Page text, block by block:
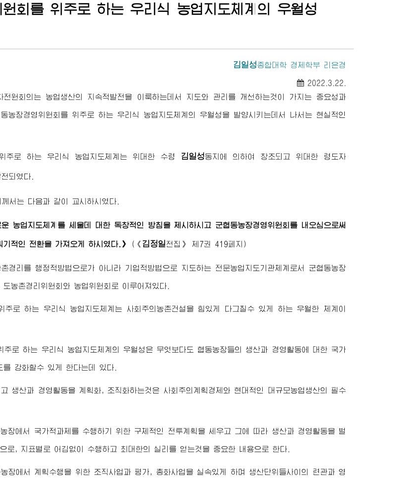
원회를 위주로 하는 우리식 농업지도체계의 우월성
김일성종합대학 경제학부 리은경
2022.3.22.
전원회의는 농업생산의 지속적발전을 이룩하는데서 지도와 관리를 개선하는것이 가지는 중요성과
농장경영위원회를 위주로 하는 우리식 농업지도체계의 우월성을 발양시키는데서 나서는 현실적인
주로 하는 우리식 농업지도체계는 위대한 수령 김일성동지 에 의하여 창조되고 위대한 령도자
되였다.
께서는 다음과 같이 교시하시였다.
농업지도체계를 세울데 대한 독창적인 방침을 제시하시고 군협동농장경영위원회를 내오심으로써
적인 전환을 가져오게 하시였다.》 ( 《 김정일 전집》 제7권 419페지)
경리를 행정적방법으로가 아니라 기업적방법으로 지도하는 전문농업지도기관체계로서 군협동농장
농촌경리위원회와 농업위원회로 이루어져있다.
주로 하는 우리식 농업지도체계는 사회주의농촌건설을 힘있게 다그칠수 있게 하는 우월한 체계이
주로 하는 우리식 농업지도체계의 우월성은 무엇보다도 협동농장들의 생산과 경영활동에 대한 국가
강화할수 있게 한다는데 있다.
생산과 경영활동을 계획화, 조직화하는것은 사회주의계획경제와 현대적인 대규모농업생산의 필수
장에서 국가적과제를 수행하기 위한 구체적인 전투계획을 세우고 그에 따라 생산과 경영활동을 벌
로, 지표별로 어김없이 수행하고 최대한의 실리를 얻는것을 중요한 내용으로 한다.
장에서 계획수행을 위한 조직사업과 평가, 총화사업을 실속있게 하며 생산단위들사이의 련관과 영